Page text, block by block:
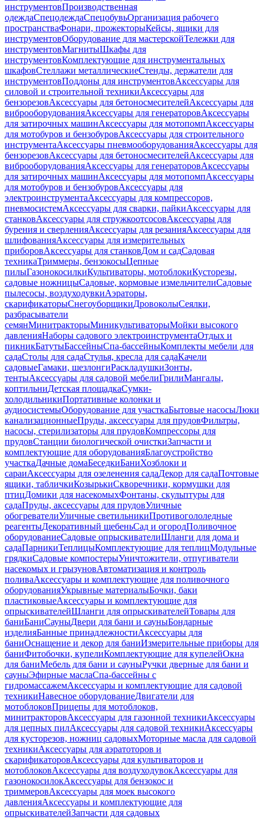
инструментовПроизводственная
одеждаСпецодеждаСпецобувьОрганизация рабочего
пространстваФонари, прожекторыКейсы, ящики для
инструментовОборудование для мастерскойТележки для
инструментовМагнитыШкафы для
инструментовКомплектующие для инструментальных
шкафовСтеллажи металлическиеСтенды, держатели для
инструментовПоддоны для инструментовАксессуары для
силовой и строительной техникиАксессуары для
бензорезовАксессуары для бетоносмесителейАксессуары для
виброоборудованияАксессуары для генераторовАксессуары
для затирочных машинАксессуары для мотопомпАксессуары
для мотобуров и бензобуровАксессуары для строительного
инструментаАксессуары пневмооборудованияАксессуары для
бензорезовАксессуары для бетоносмесителейАксессуары для
виброоборудованияАксессуары для генераторовАксессуары
для затирочных машинАксессуары для мотопомпАксессуары
для мотобуров и бензобуровАксессуары для
электроинструментаАксессуары для компрессоров,
пневмосистемАксессуары для сварки, пайкиАксессуары для
станковАксессуары для стружкоотсосовАксессуары для
бурения и сверленияАксессуары для резанияАксессуары для
шлифованияАксессуары для измерительных
приборовАксессуары для станковДом и садСадовая
техникаТриммеры, бензокосыЦепные
пилыГазонокосилкиКультиваторы, мотоблокиКусторезы,
садовые ножницыСадовые, кормовые измельчителиСадовые
пылесосы, воздуходувкиАэраторы,
скарификаторыСнегоуборщикиДровоколыСеялки,
разбрасыватели
семянМинитракторыМиникультиваторыМойки высокого
давленияНаборы садового электроинструментаОтдых и
пикникБатутыБассейныСпа-бассейныКомплекты мебели для
садаСтолы для садаСтулья, кресла для садаКачели
садовыеГамаки, шезлонгиРаскладушкиЗонты,
тентыАксессуары для садовой мебелиГрилиМангалы,
коптильниДетская площадкаСумки-
холодильникиПортативные колонки и
аудиосистемыОборудование для участкаБытовые насосыЛюки
канализационныеПруды, аксессуары для прудовФильтры,
насосы, стерилизаторы для прудовКомпрессоры для
прудовСтанции биологической очисткиЗапчасти и
комплектующие для оборудованияБлагоустройство
участкаДачные домаБеседкиБаниХозблоки и
сараиАксессуары для озеленения садаДекор для садаПочтовые
ящики, табличкиКозырькиСкворечники, кормушки для
птицДомики для насекомыхФонтаны, скульптуры для
садаПруды, аксессуары для прудовУличные
обогревателиУличные светильникиПротивогололедные
реагентыДекоративный щебеньСад и огородПоливочное
оборудованиеСадовые опрыскивателиШланги для дома и
садаПарникиТеплицыКомплектующие для теплицМодульные
грядкиСадовые компостерыУничтожители, отпугиватели
насекомых и грызуновАвтоматизация и контроль
поливаАксессуары и комплектующие для поливочного
оборудованияУкрывные материалыБочки, баки
пластиковыеАксессуары и комплектующие для
опрыскивателейШланги для опрыскивателейТовары для
баниБаниСауныДвери для бани и сауныБондарные
изделияБанные принадлежностиАксессуары для
баниОснащение и декор для баниИзмерительные приборы для
баниФитобочки, купелиКомплектующие для купелейОкна
для баниМебель для бани и сауныРучки дверные для бани и
сауныЭфирные маслаСпа-бассейны с
гидромассажемАксессуары и комплектующие для садовой
техникиНавесное оборудованиеДвигатели для
мотоблоковПрицепы для мотоблоков,
минитракторовАксессуары для газонной техникиАксессуары
для цепных пилАксессуары для садовой техникиАксессуары
для кусторезов, ножниц садовыхМоторные масла для садовой
техникиАксессуары для аэратоторов и
скарификаторовАксессуары для культиваторов и
мотоблоковАксессуары для воздуходувокАксессуары для
газонокосилокАксессуары для бензокос и
триммеровАксессуары для моек высокого
давленияАксессуары и комплектующие для
опрыскивателейЗапчасти для садовых